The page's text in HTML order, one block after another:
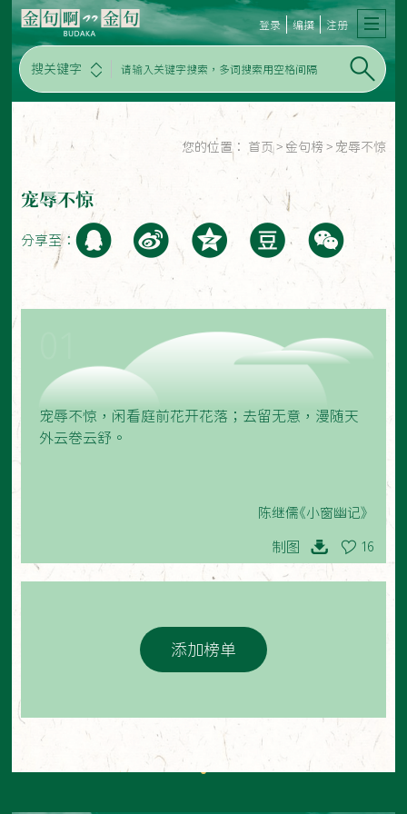
搜关键字
登录 编撰 注册
您的位置： 首页 > 金句榜 > 宠辱不惊
宠辱不惊
分享至：
宠辱不惊，闲看庭前花开花落；去留无意，漫随天
外云卷云舒。
陈继儒《小窗幽记》
制图 16
添加榜单